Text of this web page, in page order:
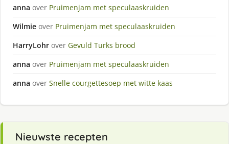
anna over Pruimenjam met speculaaskruiden
Wilmie over Pruimenjam met speculaaskruiden
HarryLohr over Gevuld Turks brood
anna over Pruimenjam met speculaaskruiden
anna over Snelle courgettesoep met witte kaas
Nieuwste recepten